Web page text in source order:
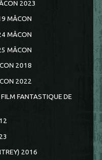
2023
MÂCON
MÂCON
MÂCON
2018
2022
FANTASTIQUE DE
2016